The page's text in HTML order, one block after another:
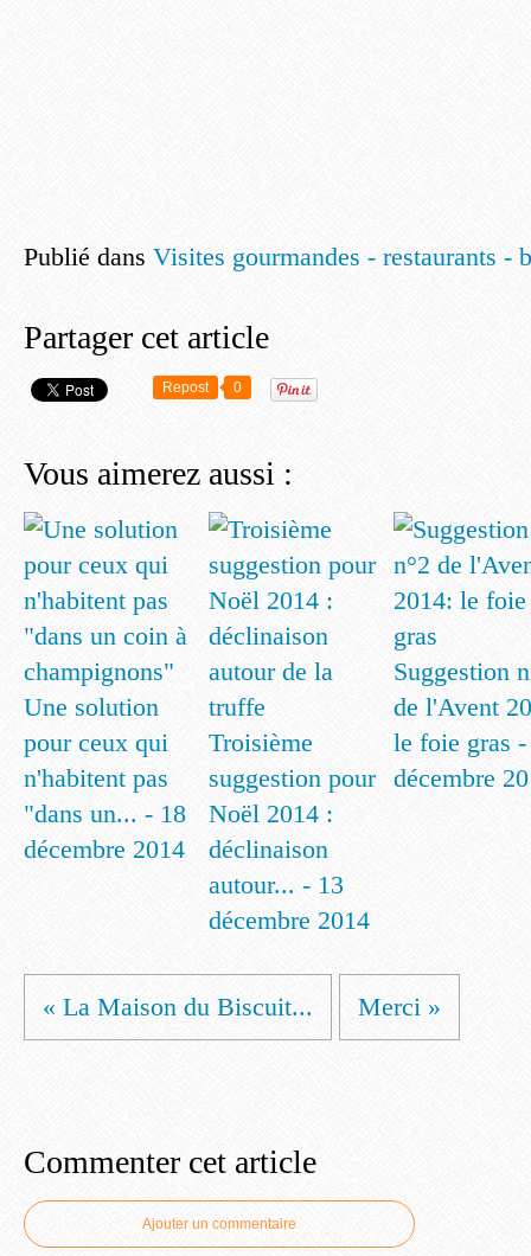
Publié dans Visites gourmandes - restaurants -
Partager cet article
Repost 0
Vous aimerez aussi :
Une solution
pour ceux qui
n'habitent pas
"dans un... - 18
décembre 2014
Troisième
suggestion pour
Noël 2014 :
déclinaison
autour... - 13
décembre 2014
Suggestion
de l'Avent
le foie gras
décembre
« La Maison du Biscuit... Merci »
Commenter cet article
Ajouter un commentaire